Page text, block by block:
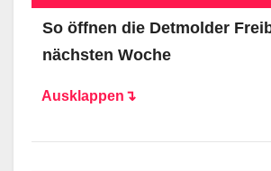
So öffnen die Detmolder
nächsten Woche
Ausklappen↴